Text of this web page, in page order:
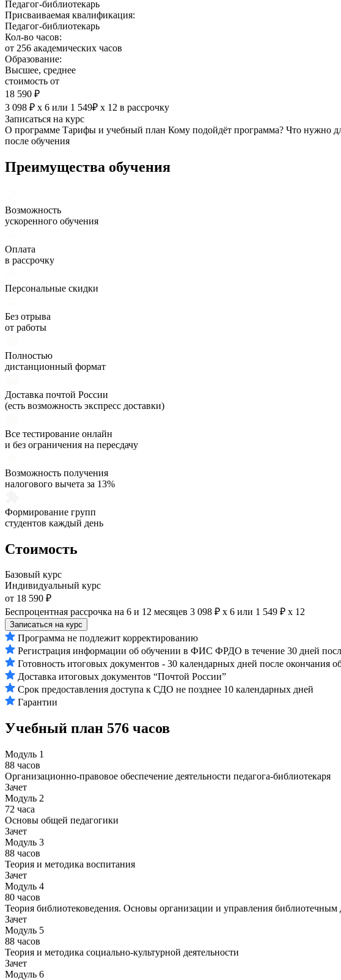
Педагог-библиотекарь
Присваиваемая квалификация:
Педагог-библиотекарь
Кол-во часов:
от 256 академических часов
Образование:
Высшее, среднее
стоимость от
18 590 ₽
3 098 ₽ х 6 или 1 549₽ х 12 в рассрочку
Записаться на курс
О программе Тарифы и учебный план Кому подойдёт программа? Что нужно
после обучения
Преимущества обучения
Возможность
ускоренного обучения
Оплата
в рассрочку
Персональные скидки
Без отрыва
от работы
Полностью
дистанционный формат
Доставка почтой России
(есть возможность экспресс доставки)
Все тестирование онлайн
и без ограничения на пересдачу
Возможность получения
налогового вычета за 13%
Формирование групп
студентов каждый день
Стоимость
Базовый курс
Индивидуальный курс
от 18 590 ₽
Беспроцентная рассрочка на 6 и 12 месяцев 3 098 ₽ х 6 или 1 549 ₽ х 12
Записаться на курс
Программа не подлежит корректированию
Регистрация информации об обучении в ФИС ФРДО в течение 30 дней
Готовность итоговых документов - 30 календарных дней после окончания
Доставка итоговых документов “Почтой России”
Срок предоставления доступа к СДО не позднее 10 календарных дней
Гарантии
Учебный план 576 часов
Модуль 1
88 часов
Организационно-правовое обеспечение деятельности педагога-библиотекаря
Зачет
Модуль 2
72 часа
Основы общей педагогики
Зачет
Модуль 3
88 часов
Теория и методика воспитания
Зачет
Модуль 4
80 часов
Теория библиотековедения. Основы организации и управления библиотечным
Зачет
Модуль 5
88 часов
Теория и методика социально-культурной деятельности
Зачет
Модуль 6